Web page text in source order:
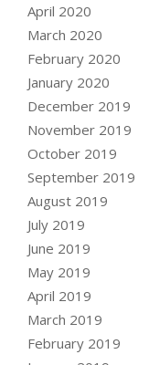
April 2020
March 2020
February 2020
January 2020
December 2019
November 2019
October 2019
September 2019
August 2019
July 2019
June 2019
May 2019
April 2019
March 2019
February 2019